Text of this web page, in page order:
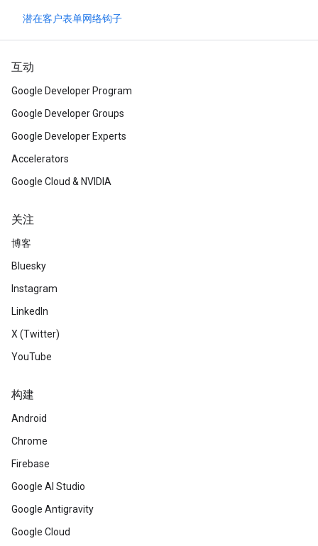
潜在客户表单网络钩子
互动
Google Developer Program
Google Developer Groups
Google Developer Experts
Accelerators
Google Cloud & NVIDIA
关注
博客
Bluesky
Instagram
LinkedIn
X (Twitter)
YouTube
构建
Android
Chrome
Firebase
Google AI Studio
Google Antigravity
Google Cloud